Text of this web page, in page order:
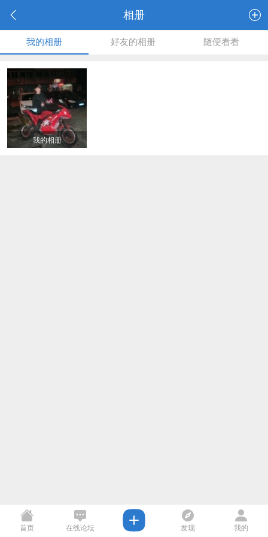
相册
我的相册 好友的相册 随便看看
我的相册
首页 在线论坛 发现 我的